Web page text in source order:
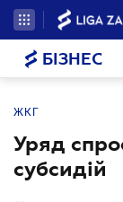
БІЗНЕС
ЖКГ
Уряд
субсидій